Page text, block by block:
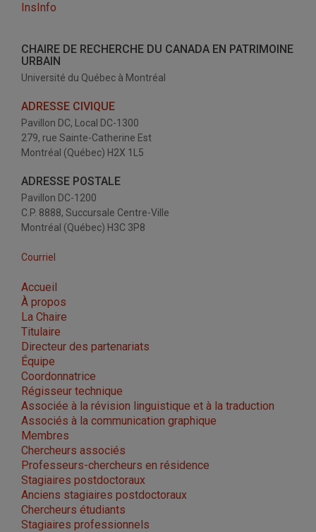
InsInfo
CHAIRE DE RECHERCHE DU CANADA EN PATRIMOINE
URBAIN
Université du Québec à Montréal
ADRESSE CIVIQUE
Pavillon DC, Local DC-1300
279, rue Sainte-Catherine Est
Montréal (Québec) H2X 1L5
ADRESSE POSTALE
Pavillon DC-1200
C.P. 8888, Succursale Centre-Ville
Montréal (Québec) H3C 3P8
Courriel
Accueil
À propos
La Chaire
Titulaire
Directeur des partenariats
Équipe
Coordonnatrice
Régisseur technique
Associée à la révision linguistique et à la traduction
Associés à la communication graphique
Membres
Chercheurs associés
Professeurs-chercheurs en résidence
Stagiaires postdoctoraux
Anciens stagiaires postdoctoraux
Chercheurs étudiants
Stagiaires professionnels